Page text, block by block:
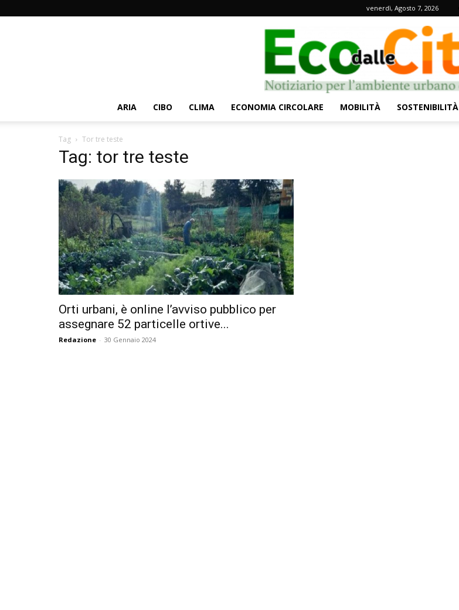
venerdì, Agosto 7, 2026
ARIA CIBO CLIMA ECONOMIA CIRCOLARE MOBILITÀ SOSTENIBILITÀ
Tag Tor tre teste
Tag: tor tre teste
Orti urbani, è online l’avviso pubblico per
assegnare 52 particelle ortive...
Redazione - 30 Gennaio 2024